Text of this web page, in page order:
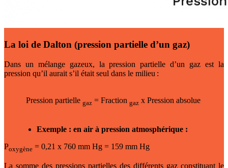
La loi de Dalton (pression partielle d’un gaz)
Dans un mélange gazeux, la pression partielle d’un gaz est la
pression qu’il aurait s’il était seul dans le milieu :
Pression partielle gaz = Fraction gaz x Pression absolue
Exemple : en air à pression atmosphérique :
Poxygène = 0,21 x 760 mm Hg = 159 mm Hg
La somme des pressions partielles des différents gaz constituant le